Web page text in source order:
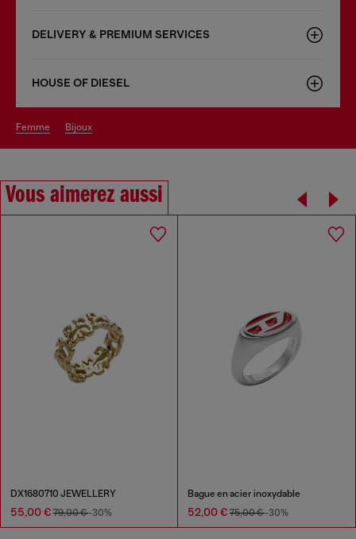
DELIVERY & PREMIUM SERVICES
HOUSE OF DIESEL
femme bijoux
Vous aimerez aussi
DX1680710 JEWELLERY
55,00 € 79,00 €-30%
Bague en acier inoxydable
52,00 € 75,00 €-30%